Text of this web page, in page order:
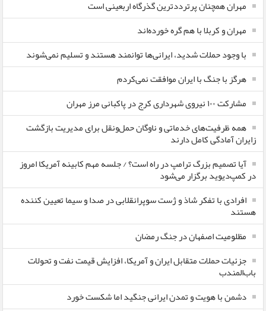
مهران همچنان پرترددترین گذرگاه اربعینی است
مهران و کربلا با هم گره خورده‌اند
با وجود حملات شدید، ایرانی‌ها توانمند هستند و تسلیم نمی‌شوند
هرگز با جنگ با ایران موافقت نمی‌کردم
مشارکت ۱۰۰ نیروی شهرداری کرج در پاکبانی مرز مهران
همه ظرفیت‌های خدماتی و ناوگان حمل‌ونقل برای مدیریت بازگشت
زایران آمادگی کامل دارند
آیا تصمیم بزرگ ترامپ در راه است؟ / جلسه مهم کابینه آمریکا امروز
در کمپ‌دیوید برگزار می‌شود
افرادی با تفکر شاذ و ژست سوپرانقلابی در صدا و سیما تعیین کننده
هستند
مظلومیت اصفهان در جنگ رمضان
جزئیات حملات متقابل ایران و آمریکا، افزایش قیمت نفت و تحولات
باب‌المندب
دشمن با هویت و تمدن ایرانی جنگید اما شکست خورد